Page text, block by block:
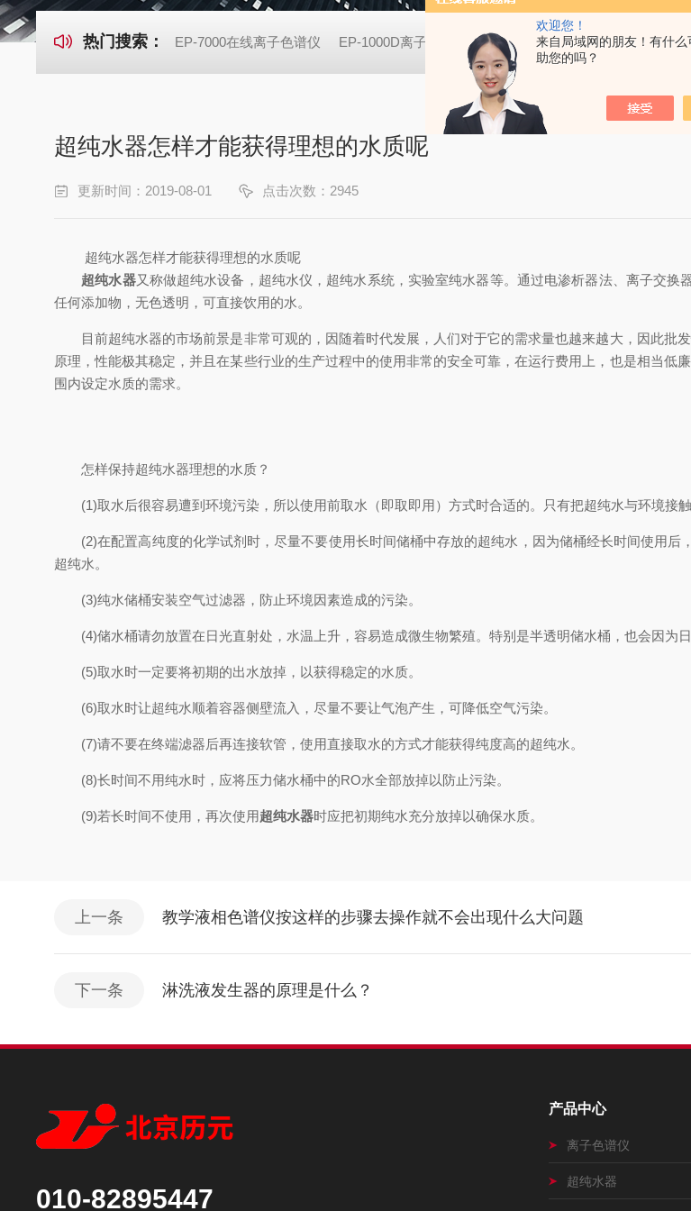
欢迎您！
来自局域网的朋友！有什么
助您的吗？
热门搜索： EP-7000在线离子色谱仪 EP-1000D离子色谱仪 EP-6000离子色谱仪 EP-
超纯水器怎样才能获得理想的水质呢
更新时间：2019-08-01 点击次数：2945
超纯水器怎样才能获得理想的水质呢
超纯水器又称做超纯水设备，超纯水仪，超纯水系统，实验室纯水器等。通过电渗析器法、离子交
任何添加物，无色透明，可直接饮用的水。
目前超纯水器的市场前景是非常可观的，因随着时代发展，人们对于它的需求量也越来越大，因此批
原理，性能极其稳定，并且在某些行业的生产过程中的使用非常的安全可靠，在运行费用上，也是相当
围内设定水质的需求。
怎样保持超纯水器理想的水质？
(1)取水后很容易遭到环境污染，所以使用前取水（即取即用）方式时合适的。只有把超纯水与环境接触
(2)在配置高纯度的化学试剂时，尽量不要使用长时间储桶中存放的超纯水，因为储桶经长时间使用后
超纯水。
(3)纯水储桶安装空气过滤器，防止环境因素造成的污染。
(4)储水桶请勿放置在日光直射处，水温上升，容易造成微生物繁殖。特别是半透明储水桶，也会因为日
(5)取水时一定要将初期的出水放掉，以获得稳定的水质。
(6)取水时让超纯水顺着容器侧壁流入，尽量不要让气泡产生，可降低空气污染。
(7)请不要在终端滤器后再连接软管，使用直接取水的方式才能获得纯度高的超纯水。
(8)长时间不用纯水时，应将压力储水桶中的RO水全部放掉以防止污染。
(9)若长时间不使用，再次使用超纯水器时应把初期纯水充分放掉以确保水质。
上一条 教学液相色谱仪按这样的步骤去操作就不会出现什么大问题
下一条 淋洗液发生器的原理是什么？
010-82895447
产品中心
离子色谱仪
超纯水器